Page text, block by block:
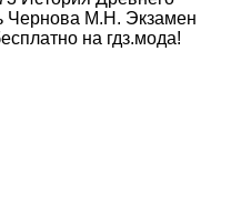
Чернова М.Н. Экзамен
на гдз.мода!